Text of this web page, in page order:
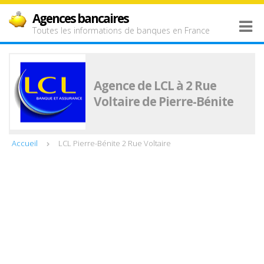
Agences bancaires
Toutes les informations de banques en France
Agence de LCL à 2 Rue
Voltaire de Pierre-Bénite
Accueil LCL Pierre-Bénite 2 Rue Voltaire